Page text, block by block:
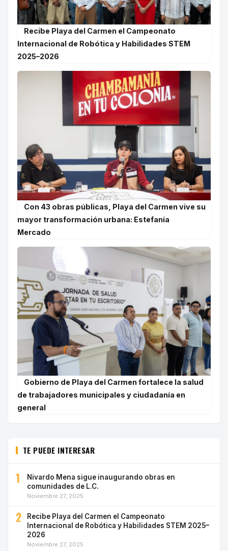
Recibe Playa del Carmen el Campeonato
Internacional de Robótica y Habilidades STEM
2025–2026
Con 43 obras públicas, Playa del Carmen vive su
mayor transformación urbana: Estefanía
Mercado
Gobierno de Playa del Carmen fortalece la salud
de trabajadores municipales y ciudadanía en
general
TE PUEDE INTERESAR
1
Nivardo Mena sigue inaugurando obras en
comunidades de L.C.
Noviembre 27, 2025
2
Recibe Playa del Carmen el Campeonato
Internacional de Robótica y Habilidades STEM 2025–
2026
Noviembre 27, 2025